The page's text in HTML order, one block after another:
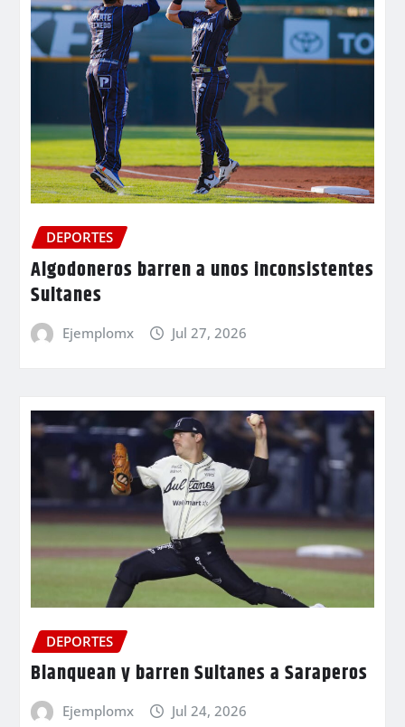
DEPORTES
Algodoneros barren a unos inconsistentes
Sultanes
Ejemplomx Jul 27, 2026
DEPORTES
Blanquean y barren Sultanes a Saraperos
Ejemplomx Jul 24, 2026